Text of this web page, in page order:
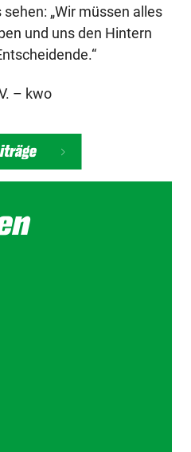
„Wir müssen alles
und uns den Hintern
– kwo